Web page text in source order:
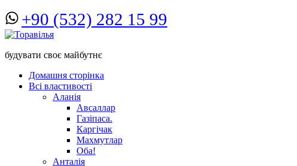
+90 (532) 282 15 99
будувати своє майбутнє
Домашня сторінка
Всі властивості
Аланія
Авсаллар
Газіпаса.
Каргічак
Махмутлар
Оба!
Анталія